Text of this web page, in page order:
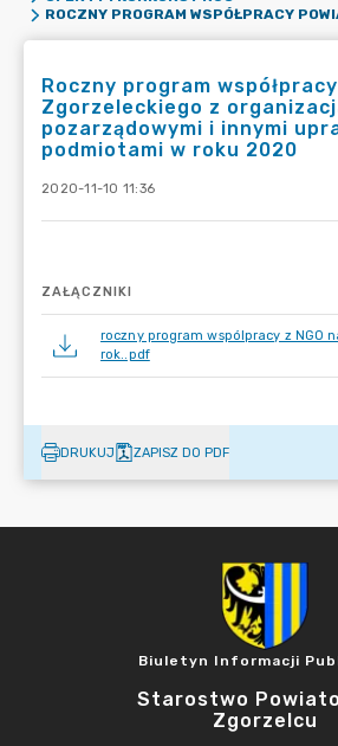
Roczny program
Zgorzeleckiego z
pozarządowymi i innymi
podmiotami w roku 2020
2020-11-10 11:36
ZAŁĄCZNIKI
roczny program wspólpracy z NGO
rok..pdf
DRUKUJ ZAPISZ DO PDF
Biuletyn Informacji
Starostwo
Zgorzelcu